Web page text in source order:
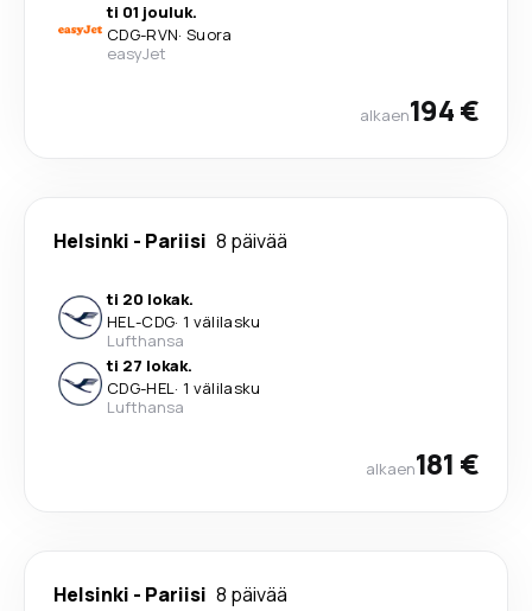
ti 01 jouluk.
CDG-RVN· Suora
easyJet
alkaen194 €
Helsinki - Pariisi 8 päivää
ti 20 lokak.
HEL-CDG· 1 välilasku
Lufthansa
ti 27 lokak.
CDG-HEL· 1 välilasku
Lufthansa
alkaen181 €
Helsinki - Pariisi 8 päivää